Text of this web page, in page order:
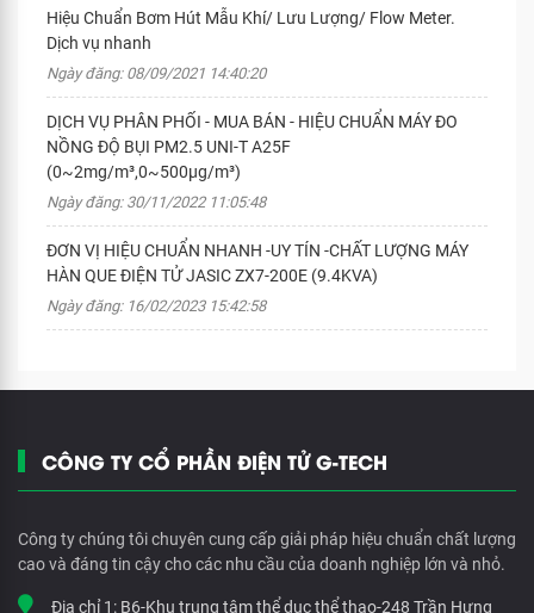
Hiệu Chuẩn Bơm Hút Mẫu Khí/ Lưu Lượng/ Flow Meter.
Dịch vụ nhanh
Ngày đăng: 08/09/2021 14:40:20
DỊCH VỤ PHÂN PHỐI - MUA BÁN - HIỆU CHUẨN MÁY ĐO
NỒNG ĐỘ BỤI PM2.5 UNI-T A25F
(0~2mg/m³,0~500μg/m³)
Ngày đăng: 30/11/2022 11:05:48
ĐƠN VỊ HIỆU CHUẨN NHANH -UY TÍN -CHẤT LƯỢNG MÁY
HÀN QUE ĐIỆN TỬ JASIC ZX7-200E (9.4KVA)
Ngày đăng: 16/02/2023 15:42:58
CÔNG TY CỔ PHẦN ĐIỆN TỬ G-TECH
Công ty chúng tôi chuyên cung cấp giải pháp hiệu chuẩn chất lượng
cao và đáng tin cậy cho các nhu cầu của doanh nghiệp lớn và nhỏ.
Địa chỉ 1: B6-Khu trung tâm thể dục thể thao-248 Trần Hưng